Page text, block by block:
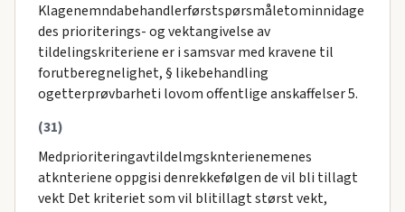
Klagenemndabehandlerførstspørsmåletominnidage
des prioriterings- og vektangivelse av
tildelingskriteriene er i samsvar med kravene til
forutberegnelighet, § likebehandling
ogetterprøvbarheti lovom offentlige anskaffelser 5.
(31)
Medprioriteringavtildelmgsknterienemenes
atknteriene oppgisi denrekkefølgen de vil bli tillagt
vekt Det kriteriet som vil blitillagt størst vekt,